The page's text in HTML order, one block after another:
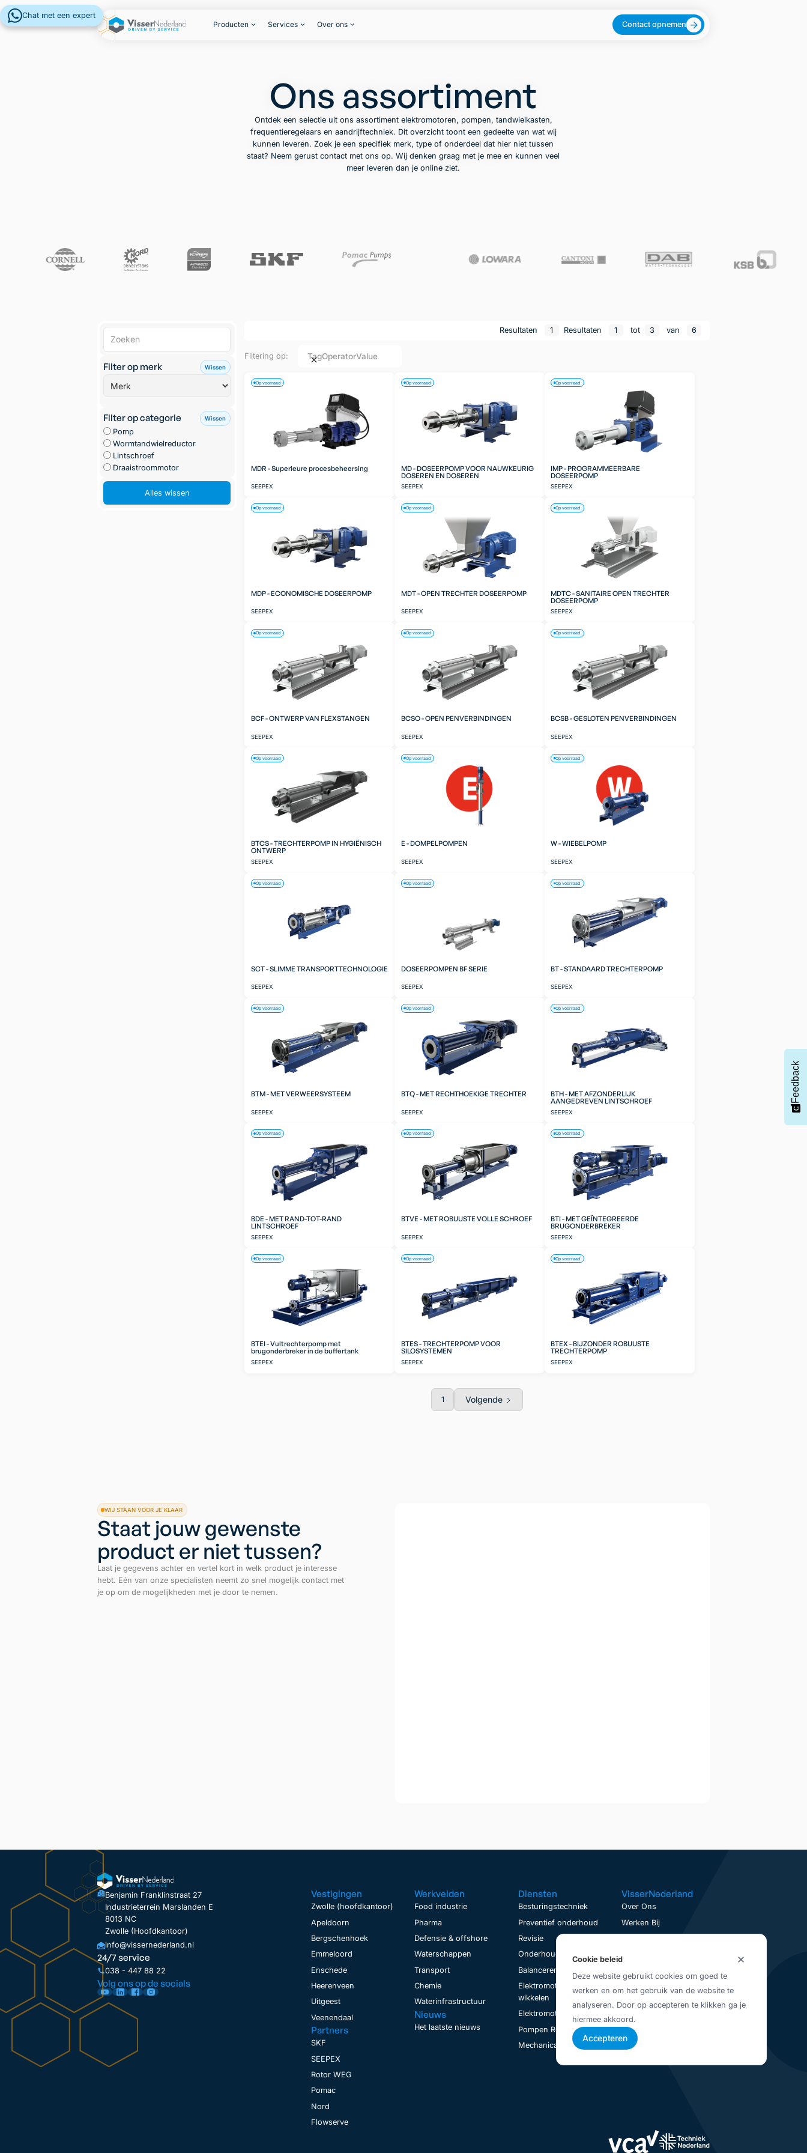
Producten Services Over ons Contact opnemen
Cookie beleid
Deze website gebruikt cookies om goed te
werken en om het gebruik van de website te
analyseren. Door op accepteren te klikken ga je
hiermee akkoord.
Accepteren
Ons assortiment
Ontdek een selectie uit ons assortiment elektromotoren, pompen, tandwielkasten,
frequentieregelaars en aandrijftechniek. Dit overzicht toont een gedeelte van wat wij
kunnen leveren. Zoek je een specifiek merk, type of onderdeel dat hier niet tussen
staat? Neem gerust contact met ons op. Wij denken graag met je mee en kunnen veel
meer leveren dan je online ziet.
Filter op merk Wissen
Filter op categorie Wissen
Pomp
Wormtandwielreductor
Lintschroef
Draaistroommotor
Alles wissen
Resultaten 1 Resultaten 1 tot 3 van 6
Filtering op: TagOperatorValue
MDR - Superieure procesbeheersing
SEEPEX
Op voorraad
MD - DOSEERPOMP VOOR NAUWKEURIG
DOSEREN EN DOSEREN
SEEPEX
Op voorraad
IMP - PROGRAMMEERBARE
DOSEERPOMP
SEEPEX
Op voorraad
MDP - ECONOMISCHE DOSEERPOMP
SEEPEX
Op voorraad
MDT - OPEN TRECHTER DOSEERPOMP
SEEPEX
Op voorraad
MDTC - SANITAIRE OPEN TRECHTER
DOSEERPOMP
SEEPEX
Op voorraad
BCF - ONTWERP VAN FLEXSTANGEN
SEEPEX
Op voorraad
BCSO - OPEN PENVERBINDINGEN
SEEPEX
Op voorraad
BCSB - GESLOTEN PENVERBINDINGEN
SEEPEX
Op voorraad
BTCS - TRECHTERPOMP IN HYGIËNISCH
ONTWERP
SEEPEX
Op voorraad
E - DOMPELPOMPEN
SEEPEX
Op voorraad
W - WIEBELPOMP
SEEPEX
Op voorraad
SCT - SLIMME TRANSPORTTECHNOLOGIE
SEEPEX
Op voorraad
DOSEERPOMPEN BF SERIE
SEEPEX
Op voorraad
BT - STANDAARD TRECHTERPOMP
SEEPEX
Op voorraad
BTM - MET VERWEERSYSTEEM
SEEPEX
Op voorraad
BTQ - MET RECHTHOEKIGE TRECHTER
SEEPEX
Op voorraad
BTH - MET AFZONDERLIJK
AANGEDREVEN LINTSCHROEF
SEEPEX
Op voorraad
BDE - MET RAND-TOT-RAND
LINTSCHROEF
SEEPEX
Op voorraad
BTVE - MET ROBUUSTE VOLLE SCHROEF
SEEPEX
Op voorraad
BTI - MET GEÏNTEGREERDE
BRUGONDERBREKER
SEEPEX
Op voorraad
BTEI - Vultrechterpomp met
brugonderbreker in de buffertank
SEEPEX
Op voorraad
BTES - TRECHTERPOMP VOOR
SILOSYSTEMEN
SEEPEX
Op voorraad
BTEX - BIJZONDER ROBUUSTE
TRECHTERPOMP
SEEPEX
Op voorraad
1 Volgende
WIJ STAAN VOOR JE KLAAR
Staat jouw gewenste
product er niet tussen?
Laat je gegevens achter en vertel kort in welk product je interesse
hebt. Eén van onze specialisten neemt zo snel mogelijk contact met
je op om de mogelijkheden met je door te nemen.
Benjamin Franklinstraat 27
Industrieterrein Marslanden E
8013 NC
Zwolle (Hoofdkantoor)
info@vissernederland.nl
24/7 service
038 - 447 88 22
Volg ons op de socials
Vestigingen
Zwolle (hoofdkantoor)
Apeldoorn
Bergschenhoek
Emmeloord
Enschede
Heerenveen
Uitgeest
Veenendaal
Partners
SKF
SEEPEX
Rotor WEG
Pomac
Nord
Flowserve
Werkvelden
Food industrie
Pharma
Defensie & offshore
Waterschappen
Transport
Chemie
Waterinfrastructuur
Nieuws
Het laatste nieuws
Diensten
Besturingstechniek
Preventief onderhoud
Revisie
Onderhoud op locatie
Balanceren
Elektromotoren
wikkelen
Elektromotoren Revisie
Pompen Revisie
Mechanical Seal Revisie
VisserNederland
Over Ons
Werken Bij
Service aanvraag
Vestigingen
Juridisch
Privacybeleid
Algemene Voorwaarden
Chat met een expert
Feedback